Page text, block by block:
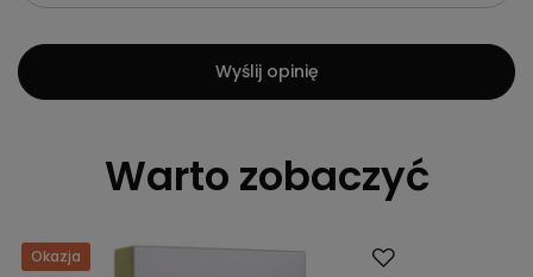
Wyślij opinię
Warto zobaczyć
Okazja